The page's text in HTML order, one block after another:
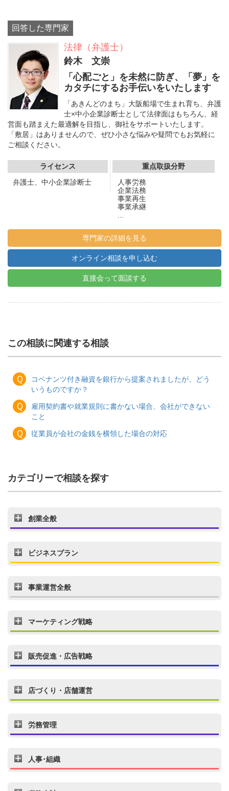
回答した専門家
法律（弁護士）
鈴木 文崇
「心配ごと」を未然に防ぎ、「夢」を
カタチにするお手伝いをいたします
「あきんどのまち」大阪船場で生まれ育ち、弁護
士×中小企業診断士として法律面はもちろん、経
営面も踏まえた最適解を目指し、御社をサポートいたします。
「敷居」はありませんので、ぜひ小さな悩みや疑問でもお気軽に
ご相談ください。
ライセンス
弁護士、中小企業診断士
重点取扱分野
人事労務
企業法務
事業再生
事業承継
専門家の詳細を見る
オンライン相談を申し込む
直接会って面談する
この相談に関連する相談
Ｑ
コベナンツ付き融資を銀行から提案されましたが、どう
いうものですか？
Ｑ
雇用契約書や就業規則に書かない場合、会社ができない
こと
Ｑ 従業員が会社の金銭を横領した場合の対応
カテゴリーで相談を探す
創業全般
ビジネスプラン
事業運営全般
マーケティング戦略
販売促進・広告戦略
店づくり・店舗運営
労務管理
人事･組織